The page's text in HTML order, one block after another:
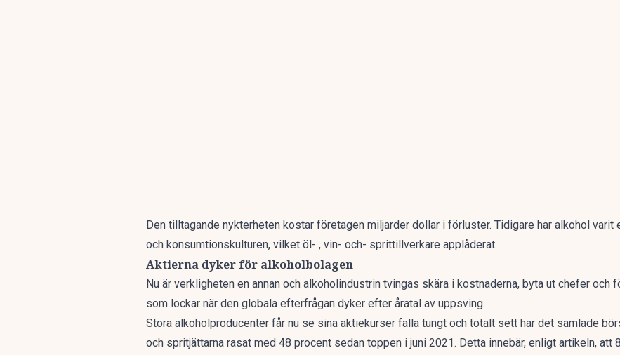
Den tilltagande nykterheten kostar företagen miljarder dollar i förluster. Tidigare har alkohol varit
och konsumtionskulturen, vilket öl- , vin- och- sprittillverkare applåderat.
Aktierna dyker för alkoholbolagen
Nu är verkligheten en annan och alkoholindustrin tvingas skära i kostnaderna, byta ut chefer och
som lockar när den globala efterfrågan dyker efter åratal av uppsving.
Stora alkoholproducenter får nu se sina aktiekurser falla tungt och totalt sett har det samlade
och spritjättarna rasat med 48 procent sedan toppen i juni 2021. Detta innebär, enligt artikeln,